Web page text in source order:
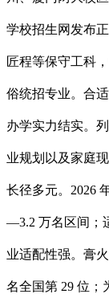
学校招生网发布
匠程等保守工科
俗统招专业。合
办学实力结实。
业规划以及家庭
长径多元。2026
—3.2 万名区间；
业适配性强。膏
名全国第 29 位；